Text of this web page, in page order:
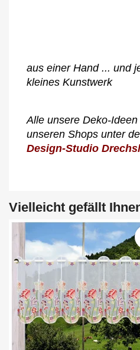
aus einer Hand ... und
kleines Kunstwerk
Alle unsere Deko-
unseren Shops unter
Design-Studio
Vielleicht gefällt